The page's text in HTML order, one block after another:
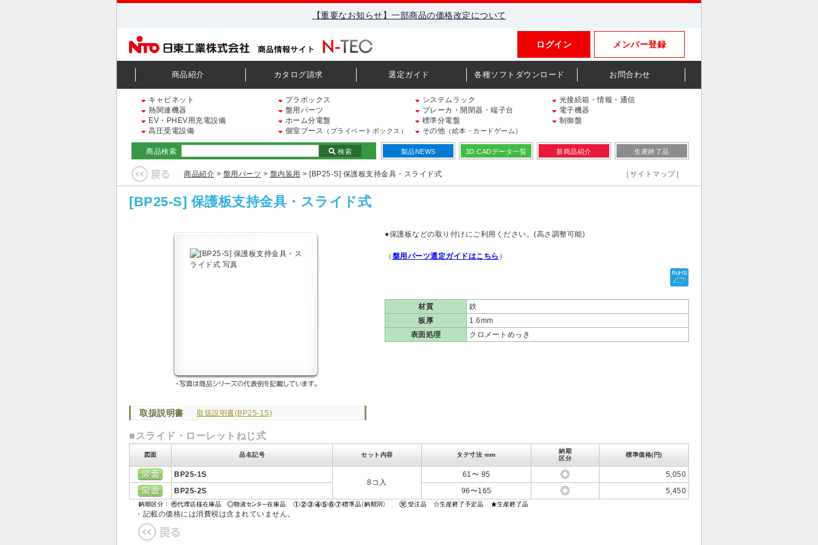
【重要なお知らせ】一部商品の価格改定について
メンバー登録
ログイン
商品紹介 カタログ請求 選定ガイド 各種ソフトダウンロード お問合わせ
キャビネット プラボックス システムラック
光接続箱・情報・通信
熱関連機器
盤用パーツ ブレーカ・開閉器・端子台
電子機器
EV・PHEV用充電設備
ホーム分電盤 標準分電盤
制御盤
高圧受電設備
個室ブース （プライベートボックス） その他 （絵本・カードゲーム）
商品検索 検索 製品NEWS 3D CADデータ一覧 新商品紹介 生産終了品
商品紹介 > 盤用パーツ > 盤内装用 > [BP25-S] 保護板支持金具・スライド式 ［サイトマップ］
[BP25-S] 保護板支持金具・スライド式
取扱説明書 取扱説明書(BP25-1S)
●保護板などの取り付けにご利用ください。(高さ調整可能)
（ 盤用パーツ選定ガイドはこちら ）
材質
鉄
板厚
1.6mm
表面処理
クロメートめっき
■スライド・ローレットねじ式
図面 品名記号 セット内容 タテ寸法 mm
納期
区分
標準価格(円)
BP25-1S
8コ入
61〜 95
5,050
BP25-2S
96〜165 5,450
・記載の価格には消費税は含まれていません。